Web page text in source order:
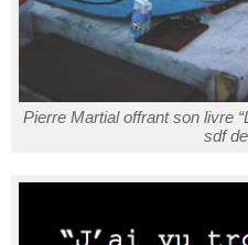
Pierre Martial offrant son livre
sdf